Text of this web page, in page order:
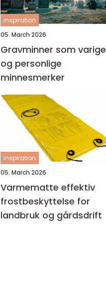
inspiration
05. March 2026
Gravminner som varige
og personlige
minnesmerker
inspiration
05. March 2026
Varmematte effektiv
frostbeskyttelse for
landbruk og gårdsdrift